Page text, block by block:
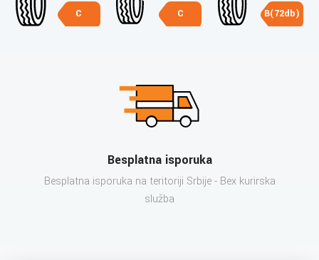
C C B(72db)
Besplatna isporuka
Besplatna isporuka na teritoriji Srbije - Bex kurirska
služba